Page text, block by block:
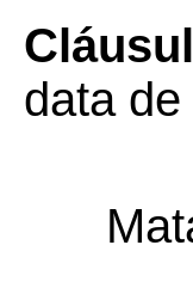
data